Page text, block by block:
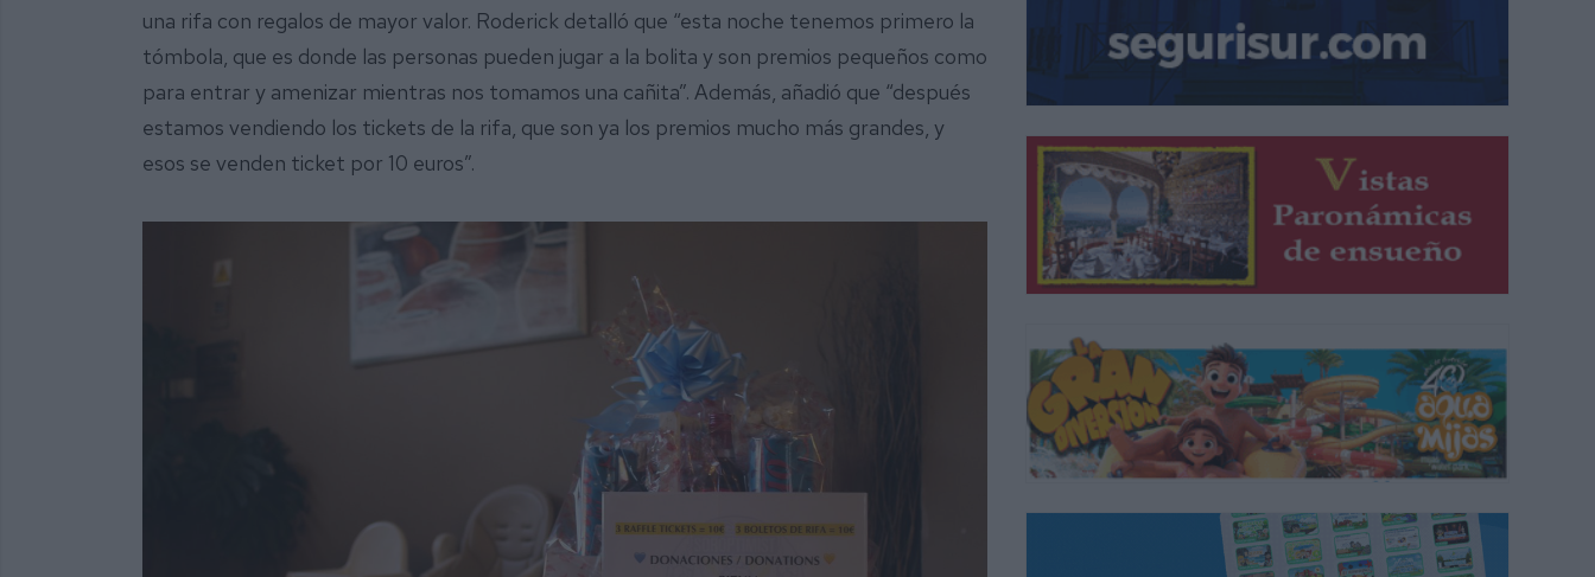
una rifa con regalos de mayor valor. Roderick detalló que “esta noche tenemos primero la
tómbola, que es donde las personas pueden jugar a la bolita y son premios pequeños como
para entrar y amenizar mientras nos tomamos una cañita”. Además, añadió que “después
estamos vendiendo los tickets de la rifa, que son ya los premios mucho más grandes, y
esos se venden ticket por 10 euros”.